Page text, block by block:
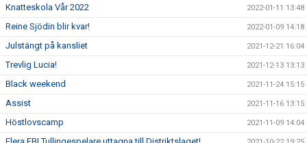
Knatteskola Vår 2022 2022-01-11 13:48
Reine Sjödin blir kvar! 2022-01-09 14:18
Julstängt på kansliet 2021-12-21 16:04
Trevlig Lucia! 2021-12-13 13:13
Black weekend 2021-11-24 15:15
Assist 2021-11-16 13:15
Höstlovscamp 2021-11-09 14:04